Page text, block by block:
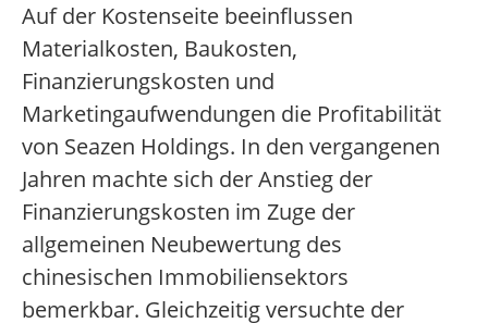
Auf der Kostenseite beeinflussen
Materialkosten, Baukosten,
Finanzierungskosten und
Marketingaufwendungen die Profitabilität
von Seazen Holdings. In den vergangenen
Jahren machte sich der Anstieg der
Finanzierungskosten im Zuge der
allgemeinen Neubewertung des
chinesischen Immobiliensektors
bemerkbar. Gleichzeitig versuchte der